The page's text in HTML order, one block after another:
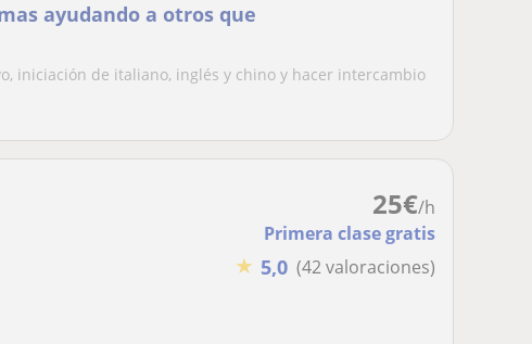
ayudando a otros que
iniciación de italiano, inglés y chino y hacer intercambio
25€/h
Primera clase gratis
★ 5,0 (42 valoraciones)